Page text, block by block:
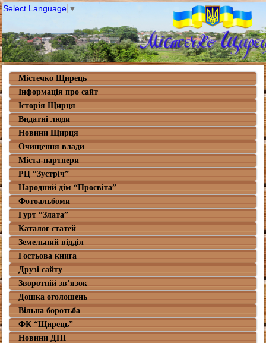
Select Language ▼
Містечко Щирець
Інформація про сайт
Історія Щирця
Видатні люди
Новини Щирця
Очищення влади
Міста-партнери
РЦ “Зустріч”
Народний дім “Просвіта”
Фотоальбоми
Гурт “Злата”
Каталог статей
Земельний відділ
Гостьова книга
Друзі сайту
Зворотній зв’язок
Дошка оголошень
Вільна боротьба
ФК “Щирець”
Новини ДПІ